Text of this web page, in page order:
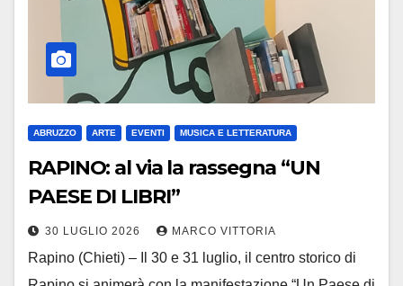
ABRUZZO ARTE EVENTI MUSICA E LETTERATURA
RAPINO: al via la rassegna “UN
PAESE DI LIBRI”
30 LUGLIO 2026 MARCO VITTORIA
Rapino (Chieti) – Il 30 e 31 luglio, il centro storico di